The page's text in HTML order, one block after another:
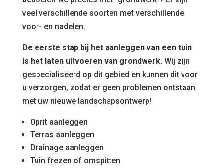
veel verschillende soorten met verschillende
voor- en nadelen.
De eerste stap bij het aanleggen van een tuin
is het laten uitvoeren van grondwerk.Wij zijn
gespecialiseerd op dit gebied en kunnen dit voor
u verzorgen, zodat er geen problemen ontstaan
met uw nieuwe landschapsontwerp!
Oprit aanleggen
Terras aanleggen
Drainage aanleggen
Tuin frezen of omspitten